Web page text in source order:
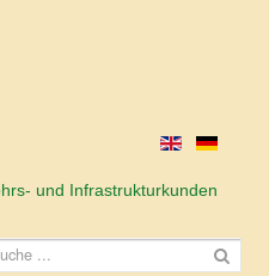
und Infrastrukturkunden